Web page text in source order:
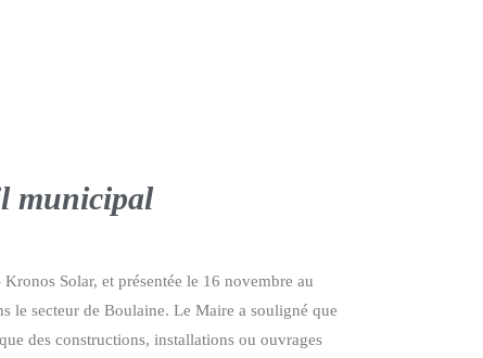
municipal
Solar, et présentée le 16 novembre au
le secteur de Boulaine. Le Maire a souligné que
des constructions, installations ou ouvrages